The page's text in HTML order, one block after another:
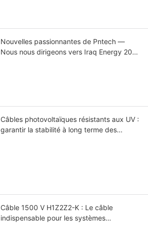
Nouvelles passionnantes de Pntech —
Nous nous dirigeons vers Iraq Energy 2026
Câbles photovoltaïques résistants aux UV :
garantir la stabilité à long terme des
Câble 1500 V H1Z2Z2-K : Le câble
indispensable pour les systèmes